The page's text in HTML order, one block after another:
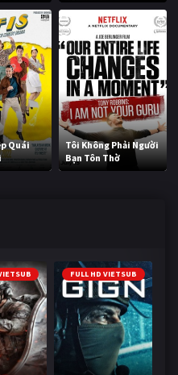
Quái
Tôi Không Phải Người
Bạn Tôn Thờ
FULL HD VIETSUB